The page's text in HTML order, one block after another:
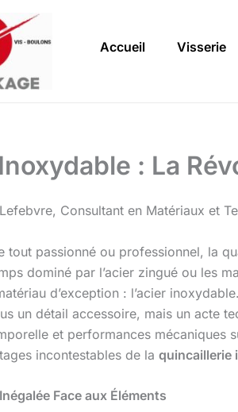
Accueil Visserie
Inoxydable : La
Consultant en Matériaux et
tout passionné ou professionnel, la
dominé par l’acier zingué ou les
d’exception : l’acier
un détail accessoire, mais un acte
et performances mécaniques
incontestables de la quincaillerie
Face aux Éléments